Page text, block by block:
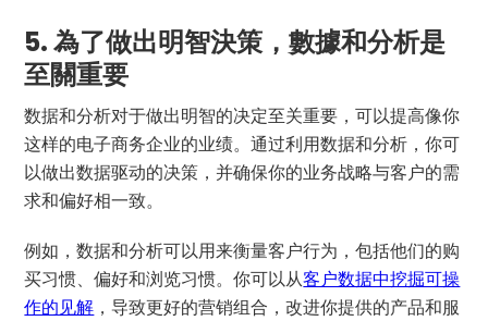
5.為了做出明智決策，數據和分析是
至關重要
数据和分析对于做出明智的决定至关重要，可以提高像你
这样的电子商务企业的业绩。通过利用数据和分析，你可
以做出数据驱动的决策，并确保你的业务战略与客户的需
求和偏好相一致。
例如，数据和分析可以用来衡量客户行为，包括他们的购
买习惯、偏好和浏览习惯。你可以从客户数据中挖掘可操
作的见解 ，导致更好的营销组合，改进你提供的产品和服